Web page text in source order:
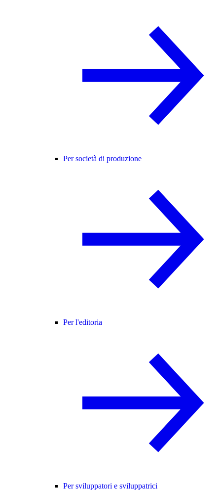
Per società di produzione
Per l'editoria
Per sviluppatori e sviluppatrici